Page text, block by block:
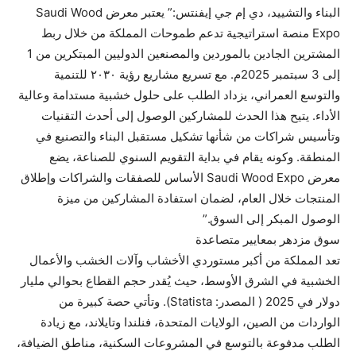
البناء والتشييد، دي إم جي إيفنتس:” يعتبر معرض Saudi Wood
Expo منصة استراتيجية تدعم طموحات المملكة من خلال ربط
المشترين الجادين بالموردين والمصنعين الدوليين المبتكرين من 1
إلى 3 سبتمبر 2025م. مع تسريع مشاريع رؤية ٢٠٣٠ للتنمية
والتوسع العمراني، يزداد الطلب على حلول خشبية مستدامة وعالية
الأداء. يتيح هذا الحدث للمشاركين الوصول إلى أحدث التقنيات
وتأسيس شراكات من شأنها تشكيل مستقبل البناء والتصنيع في
المنطقة. وكونه يقام في بداية التقويم السنوي للصناعة، يضع
معرض Saudi Wood Expo الأساس للصفقات والشراكات وإطلاق
المنتجات خلال العام، لضمان استفادة المشاركين من ميزة
الوصول المبكر إلى السوق.”
سوق مزدهر بمعايير متصاعدة
تعد المملكة من أكبر مستوردي الأخشاب وآلات الخشب والأعمال
الخشبية في الشرق الأوسط، حيث يُقدر حجم القطاع بحوالي مليار
دولار في 2025 ( المصدر: Statista). وتأتي حصة كبيرة من
الواردات من الصين، الولايات المتحدة، فنلندا وتايلاند، مع زيادة
الطلب مدفوعة بالتوسع في المشروعات السكنية، مناطق الضيافة،